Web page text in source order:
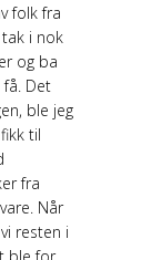
folk fra
i nok
og ba
Det
ble jeg
til
fra
Når
resten i
ble for